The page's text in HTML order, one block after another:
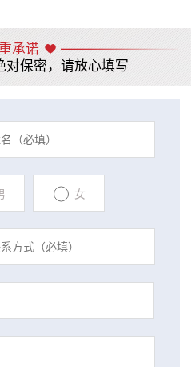
承诺
对保密，请放心填写
女